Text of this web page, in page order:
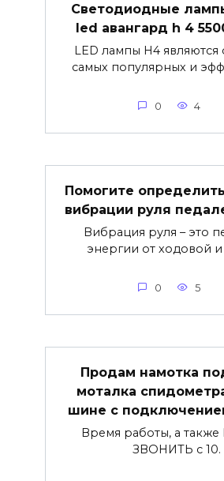
Светодиодные
led авангард h 4
LED лампы H4
самых популярных и
0 4
Помогите
вибрации руля
Вибрация руля – это
энергии от ходовой и
0 5
Продам намотка
моталка
шине с
Время работы, а
ЗВОНИТЬ с 10.